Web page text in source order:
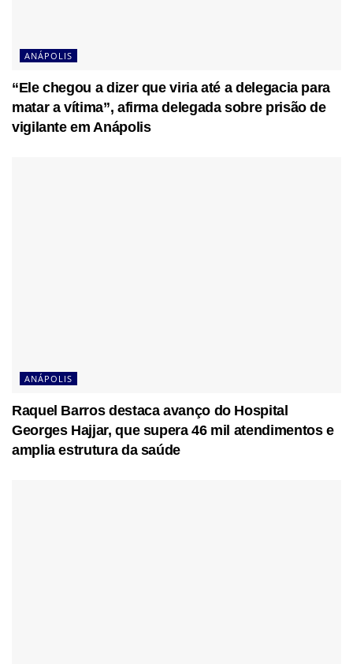
ANÁPOLIS
“Ele chegou a dizer que viria até a delegacia para
matar a vítima”, afirma delegada sobre prisão de
vigilante em Anápolis
ANÁPOLIS
Raquel Barros destaca avanço do Hospital
Georges Hajjar, que supera 46 mil atendimentos e
amplia estrutura da saúde